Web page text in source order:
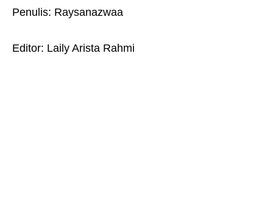
Penulis: Raysanazwaa
Editor: Laily Arista Rahmi